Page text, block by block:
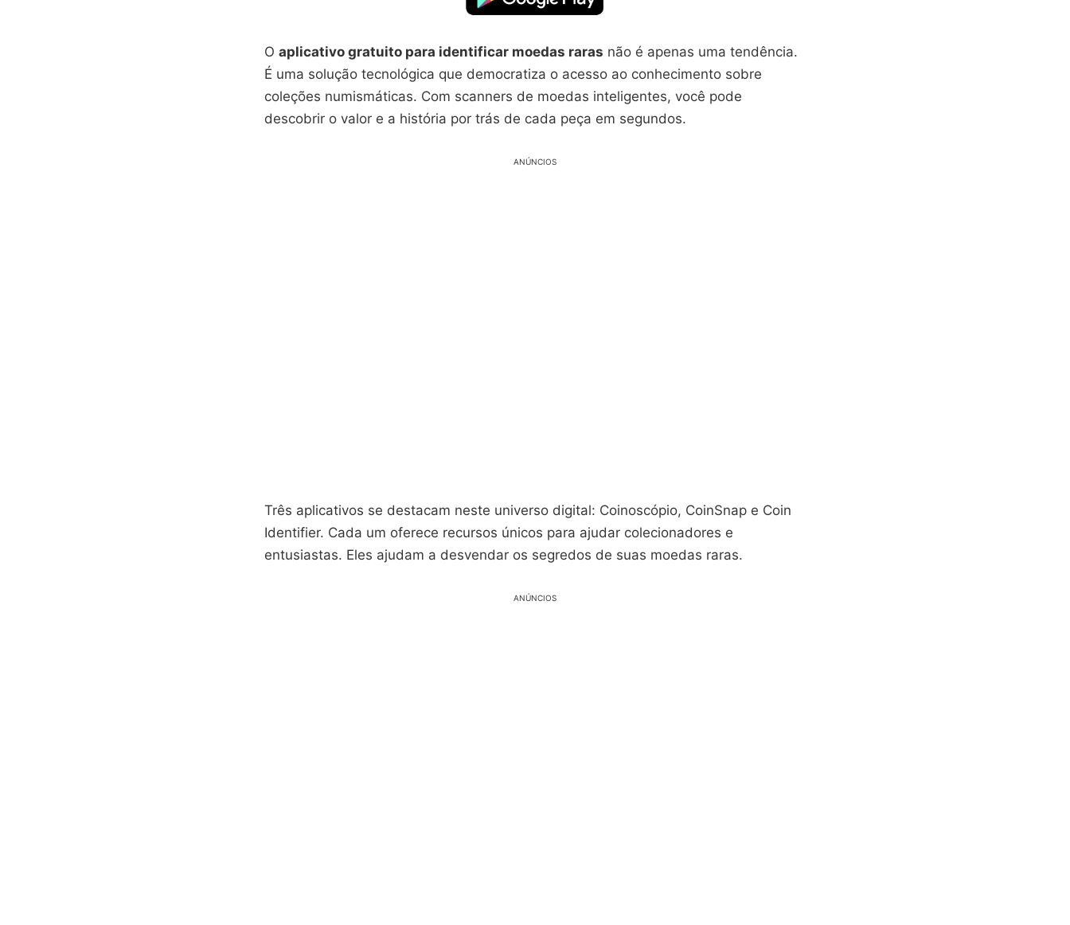
O aplicativo gratuito para identificar moedas raras não é apenas uma tendência.
É uma solução tecnológica que democratiza o acesso ao conhecimento sobre
coleções numismáticas. Com scanners de moedas inteligentes, você pode
descobrir o valor e a história por trás de cada peça em segundos.
ANÚNCIOS
Três aplicativos se destacam neste universo digital: Coinoscópio, CoinSnap e Coin
Identifier. Cada um oferece recursos únicos para ajudar colecionadores e
entusiastas. Eles ajudam a desvendar os segredos de suas moedas raras.
ANÚNCIOS